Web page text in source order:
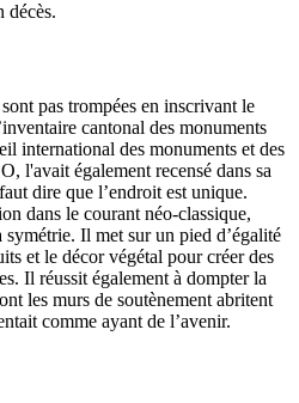
décès.
pas trompées en inscrivant le
cantonal des monuments
international des monuments et des
l'avait également recensé dans sa
dire que l’endroit est unique.
dans le courant néo-classique,
Il met sur un pied d’égalité
et le décor végétal pour créer des
Il réussit également à dompter la
les murs de soutènement abritent
comme ayant de l’avenir.